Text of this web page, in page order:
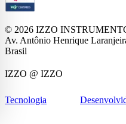
© 2026 IZZO
Av. Antônio Henrique
Brasil
IZZO @ IZZO
Tecnologia